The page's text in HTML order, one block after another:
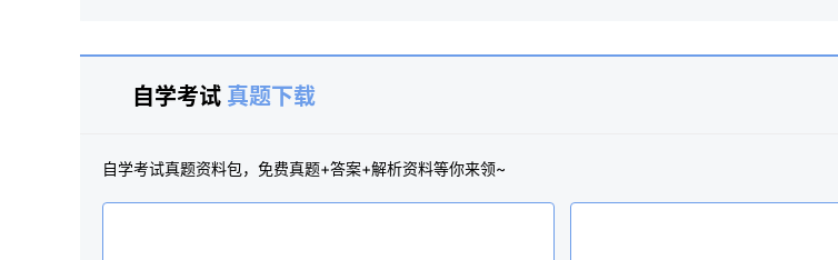
自学考试 真题下载
自学考试真题资料包，免费真题+答案+解析资料等你来领~